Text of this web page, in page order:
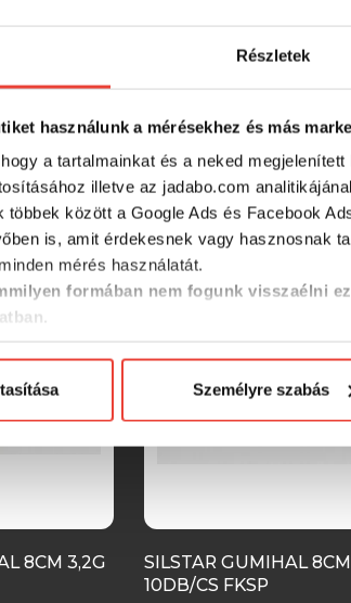
Részletek
használunk a mérésekhez és más
a tartalmainkat és a neked
illetve az jadabo.com
többek között a Google Ads és Facebook
is, amit érdekesnek vagy hasznosnak
mérés használatát.
formában nem fogunk visszaélni
Személyre szabás
SZINTÉN
8CM 3,2G
SILSTAR GUMIHAL
10DB/CS FKSP